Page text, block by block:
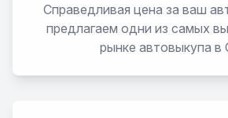
Справедливая цена за ваш
предлагаем одни из самых
рынке автовыкупа в